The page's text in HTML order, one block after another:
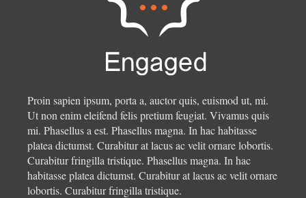
Proin sapien ipsum, porta a, auctor quis, euismod ut, mi.
Ut non enim eleifend felis pretium feugiat. Vivamus quis
mi. Phasellus a est. Phasellus magna. In hac habitasse
platea dictumst. Curabitur at lacus ac velit ornare lobortis.
Curabitur fringilla tristique. Phasellus magna. In hac
habitasse platea dictumst. Curabitur at lacus ac velit ornare
lobortis. Curabitur fringilla tristique.